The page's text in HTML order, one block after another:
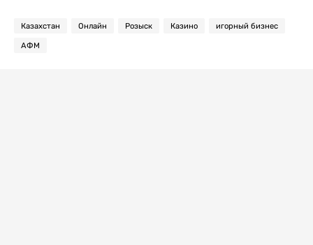
Казахстан Онлайн Розыск Казино игорный бизнес
АФМ